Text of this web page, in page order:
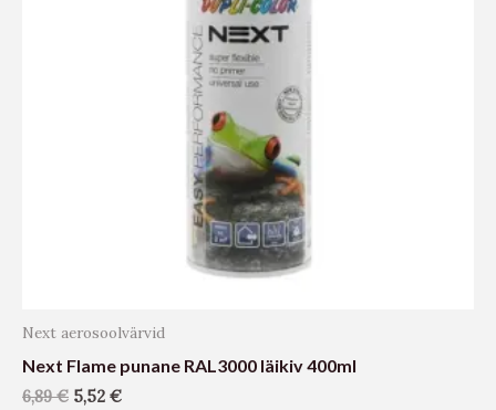
Next aerosoolvärvid
Next Flame punane RAL3000 läikiv 400ml
6,89€ 5,52 €